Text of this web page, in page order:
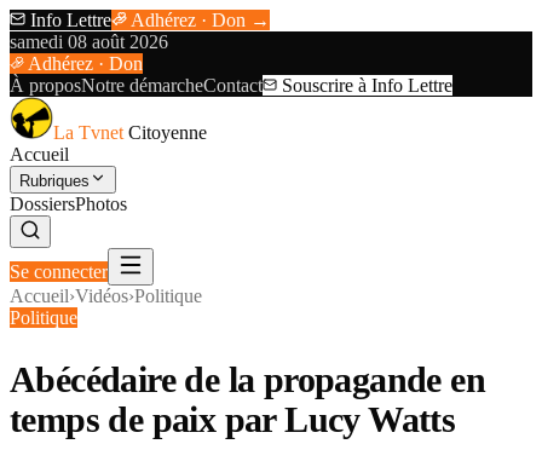
Info Lettre
Adhérez · Don →
samedi 08 août 2026
Adhérez · Don
À proposNotre démarcheContact Souscrire à Info Lettre
La Tvnet Citoyenne
Accueil
Rubriques
DossiersPhotos
Se connecter
Accueil›Vidéos›Politique
Politique
Abécédaire de la propagande en
temps de paix par Lucy Watts